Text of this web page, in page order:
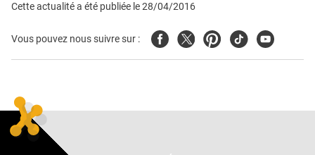
Cette actualité a été publiée le28/04/2016
Vous pouvez nous suivre sur : FacebookTwitterPinterest
TiktokYoutube